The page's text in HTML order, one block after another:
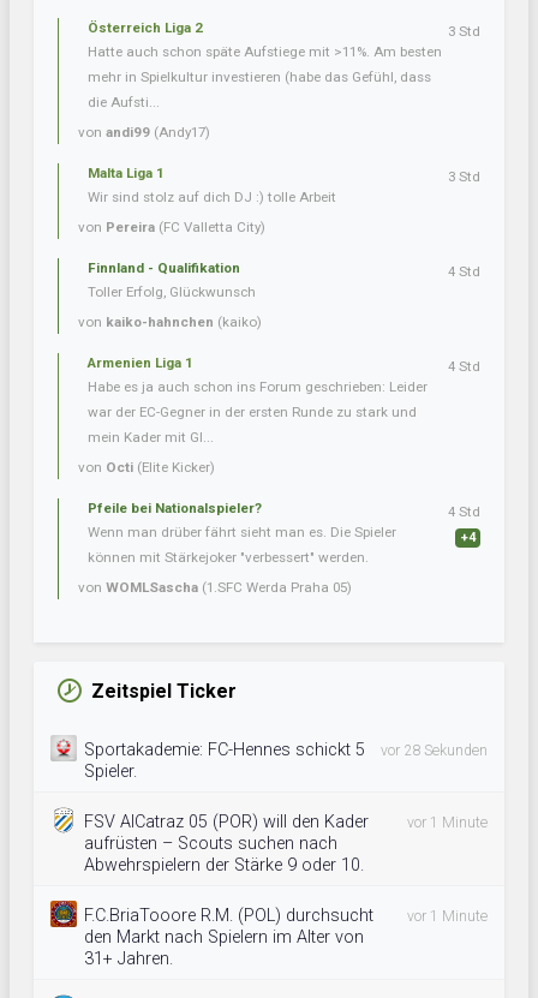
Österreich Liga 2
Hatte auch schon späte Aufstiege mit >11%. Am besten
mehr in Spielkultur investieren (habe das Gefühl, dass
die Aufsti...
von andi99 (Andy17)
3 Std
Malta Liga 1
Wir sind stolz auf dich DJ :) tolle Arbeit
von Pereira (FC Valletta City)
3 Std
Finnland - Qualifikation
Toller Erfolg, Glückwunsch
von kaiko-hahnchen (kaiko)
4 Std
Armenien Liga 1
Habe es ja auch schon ins Forum geschrieben: Leider
war der EC-Gegner in der ersten Runde zu stark und
mein Kader mit Gl...
von Octi (Elite Kicker)
4 Std
Pfeile bei Nationalspieler?
Wenn man drüber fährt sieht man es. Die Spieler
können mit Stärkejoker "verbessert" werden.
von WOMLSascha (1.SFC Werda Praha 05)
4 Std
+4
Zeitspiel Ticker
Sportakademie: FC-Hennes schickt 5
Spieler.
vor 28 Sekunden
FSV AlCatraz 05 (POR) will den Kader
aufrüsten – Scouts suchen nach
Abwehrspielern der Stärke 9 oder 10.
vor 1 Minute
F.C.BriaTooore R.M. (POL) durchsucht
den Markt nach Spielern im Alter von
31+ Jahren.
vor 1 Minute